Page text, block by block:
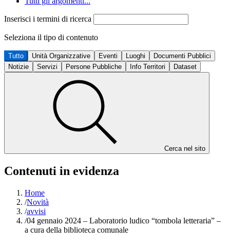
Inserisci i termini di ricerca
Seleziona il tipo di contenuto
Tutto Unità Organizzative Eventi Luoghi
Documenti Pubblici
Notizie
Servizi Persone Pubbliche Info Territori Dataset
Cerca nel sito
Contenuti in evidenza
Home
/Novità
/avvisi
/04 gennaio 2024 – Laboratorio ludico “tombola letteraria” –
a cura della biblioteca comunale